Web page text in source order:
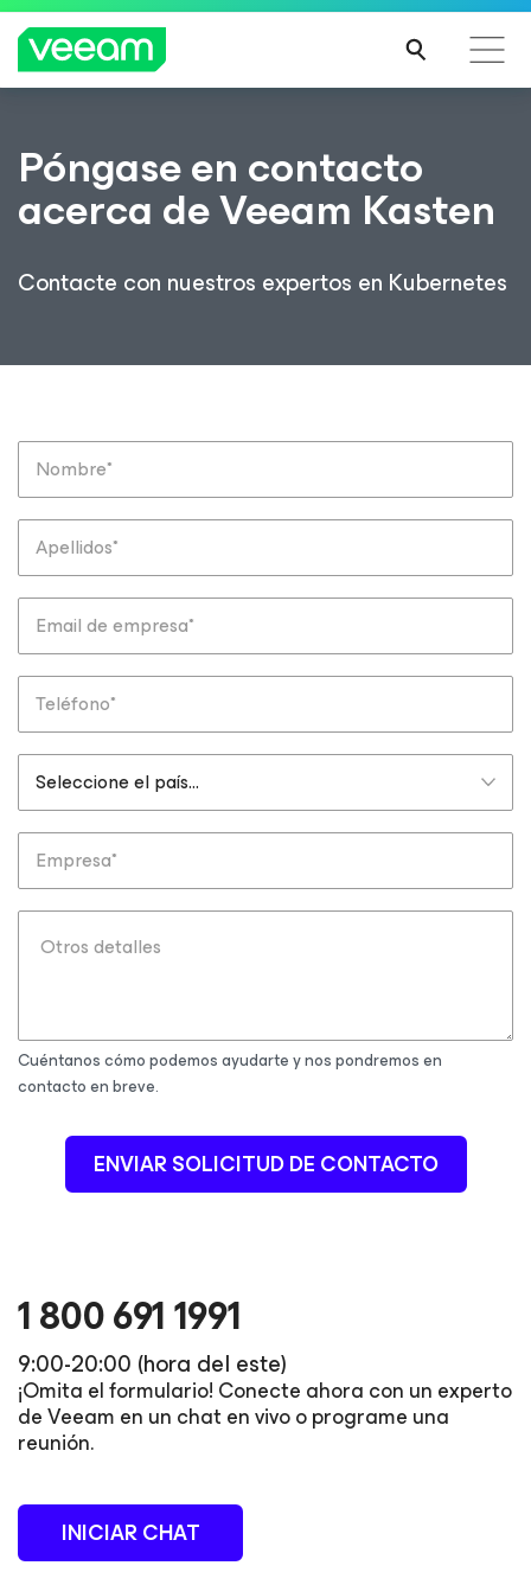
Guía de Veeam para los clientes afectados por la
actualización de contenido de CrowdStrike
MÁS
CIÓN
Póngase en contacto
acerca de Veeam Kasten
Contacte con nuestros expertos en Kubernetes
Cuéntanos cómo podemos ayudarte y nos pondremos en
contacto en breve.
ENVIAR SOLICITUD DE CONTACTO
1 800 691 1991
9:00-20:00 (hora del este)
¡Omita el formulario! Conecte ahora con un experto
de Veeam en un chat en vivo o programe una
reunión.
INICIAR CHAT